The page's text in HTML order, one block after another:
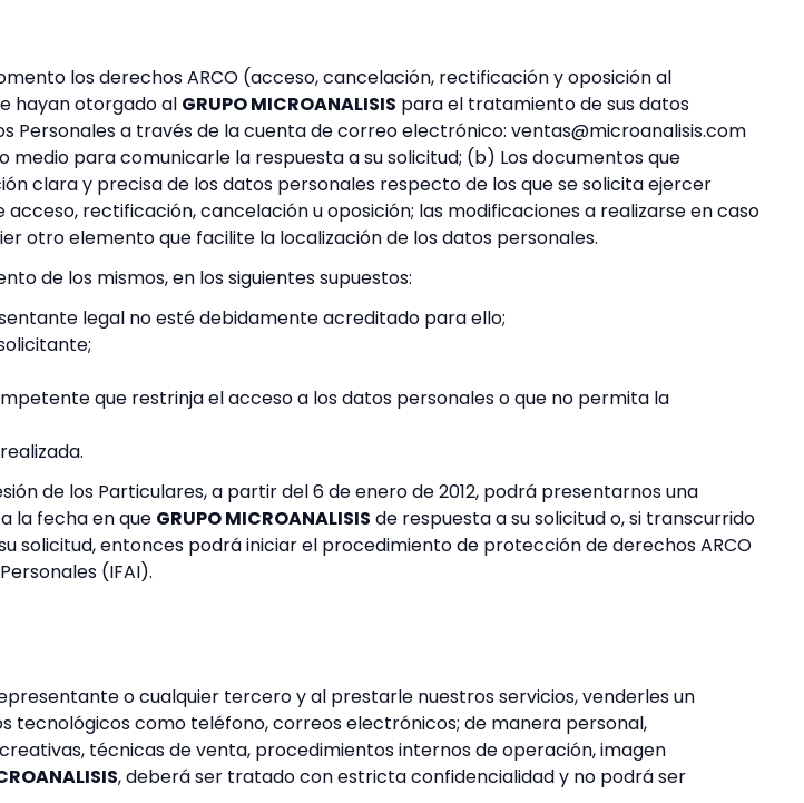
los derechos ARCO (acceso, cancelación, rectificación y oposición al
hayan otorgado al GRUPO MICROANALISIS para el tratamiento de sus datos
Personales a través de la cuenta de correo electrónico: ventas@microanalisis.com
para comunicarle la respuesta a su solicitud; (b) Los documentos que
clara y precisa de los datos personales respecto de los que se solicita ejercer
rectificación, cancelación u oposición; las modificaciones a realizarse en caso
otro elemento que facilite la localización de los datos personales.
de los mismos, en los siguientes supuestos:
legal no esté debidamente acreditado para ello;
que restrinja el acceso a los datos personales o que no permita la
de los Particulares, a partir del 6 de enero de 2012, podrá presentarnos una
la fecha en que GRUPO MICROANALISIS de respuesta a su solicitud o, si transcurrido
solicitud, entonces podrá iniciar el procedimiento de protección de derechos ARCO
(IFAI).
o cualquier tercero y al prestarle nuestros servicios, venderles un
como teléfono, correos electrónicos; de manera personal,
técnicas de venta, procedimientos internos de operación, imagen
, deberá ser tratado con estricta confidencialidad y no podrá ser